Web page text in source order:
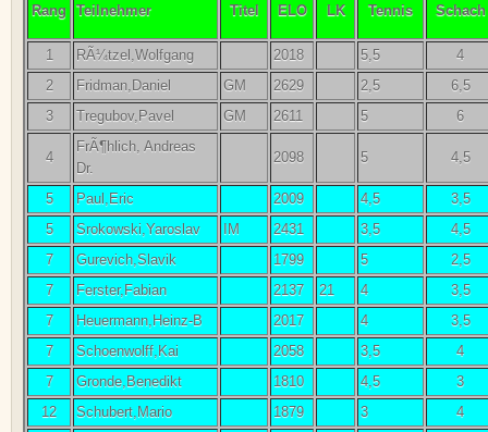
Rang Teilnehmer Titel ELO LK Tennis Schach
1 RÃ¼tzel,Wolfgang 2018 5,5
4
2
Fridman,Daniel GM 2629 2,5
6,5
3
Tregubov,Pavel GM 2611 5 6
4
FrÃ¶hlich, Andreas
Dr.
2098 5 4,5
5 Paul,Eric 2009 4,5
3,5
5
Srokowski,Yaroslav IM 2431 3,5
4,5
7
Gurevich,Slavik 1799 5
2,5
7
Ferster,Fabian 2137 21 4
3,5
7
Heuermann,Heinz-B 2017 4
3,5
7
Schoenwolff,Kai 2058 3,5
4
7
Gronde,Benedikt 1810 4,5
3
12
Schubert,Mario 1879 3
4